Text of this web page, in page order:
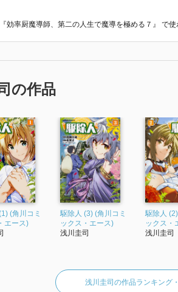
『効率厨魔導師、第二の人生で魔導を極める７』 で
の作品
(角川コミ
エース)
駆除人 (3) (角川コミ
ックス・エース)
浅川圭司
駆除人
ックス・
浅川圭司
浅川圭司の作品ランキング